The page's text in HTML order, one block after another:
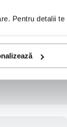
Pentru detalii
recenzie